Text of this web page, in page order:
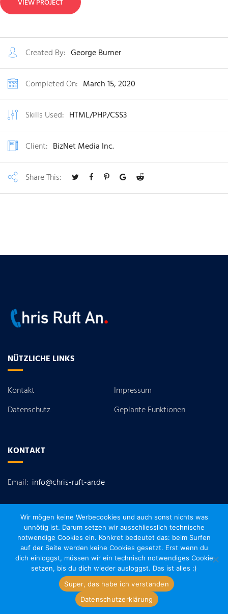
VIEW PROJECT
Created By: George Burner
Completed On: March 15, 2020
Skills Used: HTML/PHP/CSS3
Client: BizNet Media Inc.
Share This:
NÜTZLICHE LINKS
Kontakt
Impressum
Datenschutz
Geplante Funktionen
KONTAKT
Email: info@chris-ruft-an.de
Copyright © 2022 Chris Ruft An - Ein Dienst der abacado IT
Services
Wir mögen keine Werbecookies und auch sonst nichts was
unnötig ist. Darum setzen wir ausschliesslich technische
notwendige Cookies ein. Konkret bedeutet das: beim Surfen
auf der Seite werden keine Cookies gesetzt. Erst wenn du
dich einloggst, müssen wir ein technisch notwendiges Cookie
setzen, bis du dich wieder ausloggst. Das ist alles :)
Super, das habe ich verstanden
Datenschutzerklärung